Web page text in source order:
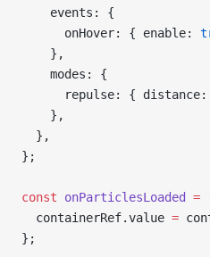
    events: {
      onHover: { enable:
    },
    modes: {
      repulse: { distance:
    },
  },
};
const onParticlesLoaded =
  containerRef.value
=
};